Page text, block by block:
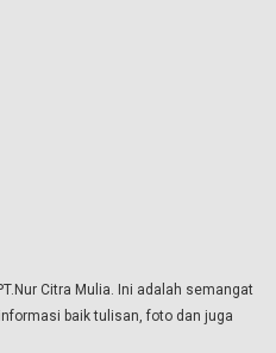
Citra Mulia. Ini adalah semangat
baik tulisan, foto dan juga